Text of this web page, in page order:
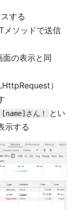
する
メソッドで送信
面の表示と同
）
さん！
とい
示する